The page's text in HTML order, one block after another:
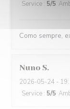
Service : 5/5
Como sempre,
Nuno S
2026-05-24 -
Service : 5/5